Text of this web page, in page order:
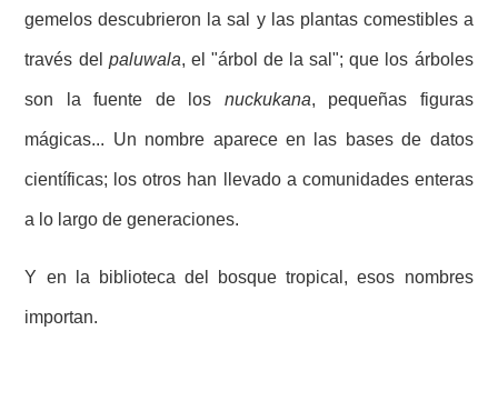
gemelos descubrieron la sal y las plantas comestibles a
través del paluwala, el "árbol de la sal"; que los árboles
son la fuente de los nuckukana, pequeñas figuras
mágicas... Un nombre aparece en las bases de datos
científicas; los otros han llevado a comunidades enteras
a lo largo de generaciones.
Y en la biblioteca del bosque tropical, esos nombres
importan.